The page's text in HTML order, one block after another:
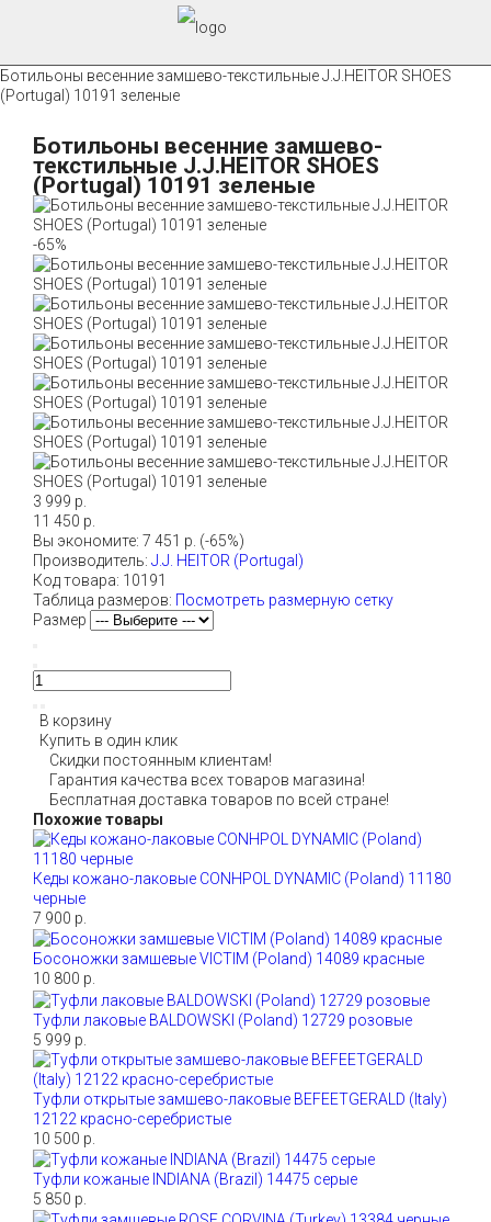
Ботильоны весенние замшево-текстильные J.J.HEITOR SHOES
(Portugal) 10191 зеленые
Ботильоны весенние замшево-
текстильные J.J.HEITOR SHOES
(Portugal) 10191 зеленые
-65%
3 999 р.
11 450 р.
Вы экономите: 7 451 р. (-65%)
Производитель: J.J. HEITOR (Portugal)
Код товара: 10191
Таблица размеров: Посмотреть размерную сетку
Размер
В корзину
Купить в один клик
Скидки постоянным клиентам!
Гарантия качества всех товаров магазина!
Бесплатная доставка товаров по всей стране!
Похожие товары
Кеды кожано-лаковые CONHPOL DYNAMIC (Poland) 11180
черные
7 900 р.
Босоножки замшевые VICTIM (Poland) 14089 красные
10 800 р.
Туфли лаковые BALDOWSKI (Poland) 12729 розовые
5 999 р.
Туфли открытые замшево-лаковые BEFEETGERALD (Italy)
12122 красно-серебристые
10 500 р.
Туфли кожаные INDIANA (Brazil) 14475 серые
5 850 р.